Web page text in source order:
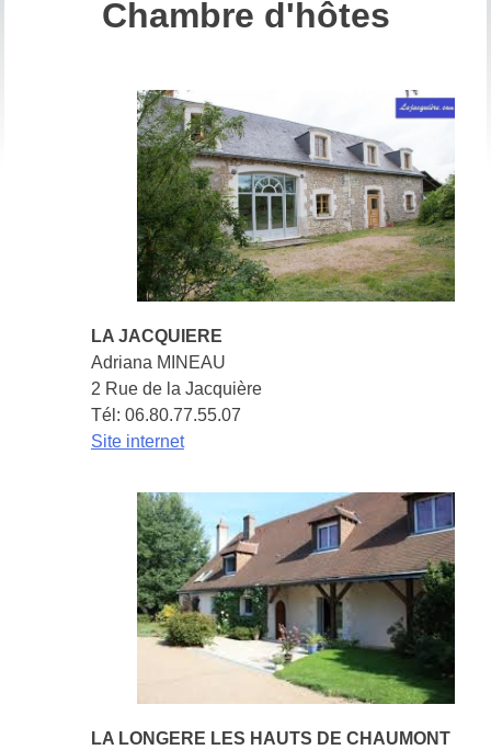
CHAMBRE CHEZ L'HABITANT
OBSERVATOIRE LOIRE
MILLIÈRE RABOTON
DÉMARCHES ADMINISTRATIVES
ACCUEIL DES NOUVEAUX HABITANTS
MODIFICATION OBTENTION CERTIFICAT
D’IMMATRICULATION
PRÉVENTION SANTÉ
SÉCURITÉ ROUTIÈRE
GROUPE SCOLAIRE
L'ÉCOLE
LA GARDERIE
CENTRE DE LOISIRS
LISTE DES ASSISTANTES MATERNELLES
MICRO-CRECHE – LA CAPUCINE À VEUZAIN-
SUR-LOIRE
SERVICES À LA POPULATION
Chambre d'hôtes
LA JACQUIERE
Adriana MINEAU
2 Rue de la Jacquière
Tél: 06.80.77.55.07
Site internet
LA LONGERE LES HAUTS DE CHAUMONT